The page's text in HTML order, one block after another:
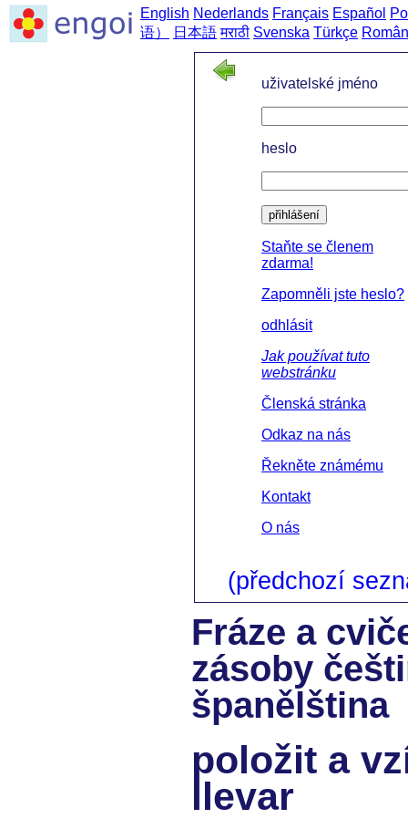
English Nederlands Français Español
语）
日本語 मराठी Svenska Türkçe
uživatelské jméno
heslo
přihlášení
Staňte se členem
zdarma!
Zapomněli jste heslo?
odhlásit
Jak používat tuto
webstránku
Členská stránka
Odkaz na nás
Řekněte známému
Kontakt
O nás
(předchozí
Fráze a
zásoby
španělština
položit a
llevar